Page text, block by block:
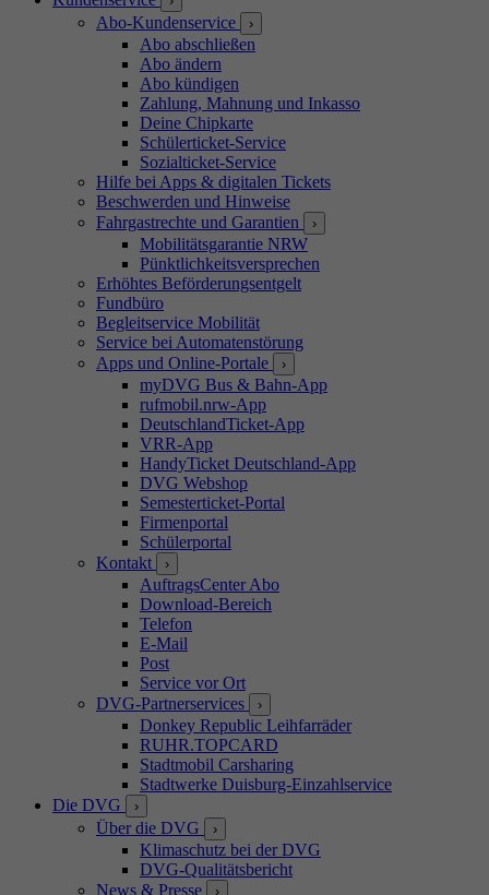
Abo-Kundenservice ›
Abo abschließen
Abo ändern
Abo kündigen
Zahlung, Mahnung und Inkasso
Deine Chipkarte
Schülerticket-Service
Sozialticket-Service
Hilfe bei Apps & digitalen Tickets
Beschwerden und Hinweise
Fahrgastrechte und Garantien
›
Mobilitätsgarantie NRW
Pünktlichkeitsversprechen
Erhöhtes Beförderungsentgelt
Fundbüro
Begleitservice Mobilität
Service bei Automatenstörung
Apps und Online-Portale
›
myDVG Bus & Bahn-App
rufmobil.nrw-App
DeutschlandTicket-App
VRR-App
HandyTicket Deutschland-App
DVG Webshop
Semesterticket-Portal
Firmenportal
Schülerportal
Kontakt
›
AuftragsCenter Abo
Download-Bereich
Telefon
E-Mail
Post
Service vor Ort
DVG-Partnerservices
›
Donkey Republic Leihfarräder
RUHR.TOPCARD
Stadtmobil Carsharing
Stadtwerke Duisburg-Einzahlservice
Die DVG
›
Über die DVG ›
Klimaschutz bei der DVG
DVG-Qualitätsbericht
News & Presse
›